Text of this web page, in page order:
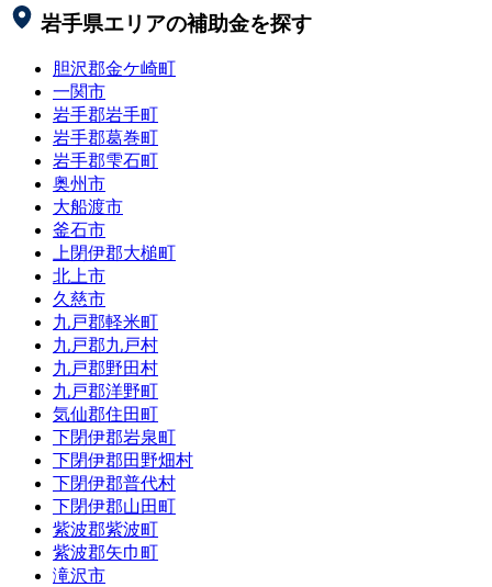
岩手県エリアの補助金を探す
胆沢郡金ケ崎町
一関市
岩手郡岩手町
岩手郡葛巻町
岩手郡雫石町
奥州市
大船渡市
釜石市
上閉伊郡大槌町
北上市
久慈市
九戸郡軽米町
九戸郡九戸村
九戸郡野田村
九戸郡洋野町
気仙郡住田町
下閉伊郡岩泉町
下閉伊郡田野畑村
下閉伊郡普代村
下閉伊郡山田町
紫波郡紫波町
紫波郡矢巾町
滝沢市